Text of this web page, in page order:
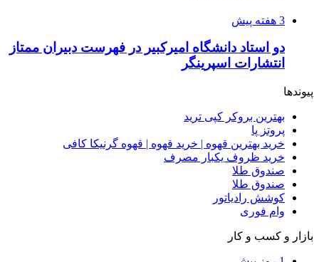
3 هفته پیش
دو استاد دانشگاه امیرکبیر در فهرست دبیران ممتاز
انتشارات اسپرینگر
پیوندها
بهترین بروکر کپی ترید
پروتز پا
خرید بهترین قهوه | خرید قهوه | قهوه گرنیکا کافی
خرید ظروف یکبار مصرف
صندوق طلا
صندوق طلا
کوشش رادیاتور
وام فوری
بازار و کسب و کار